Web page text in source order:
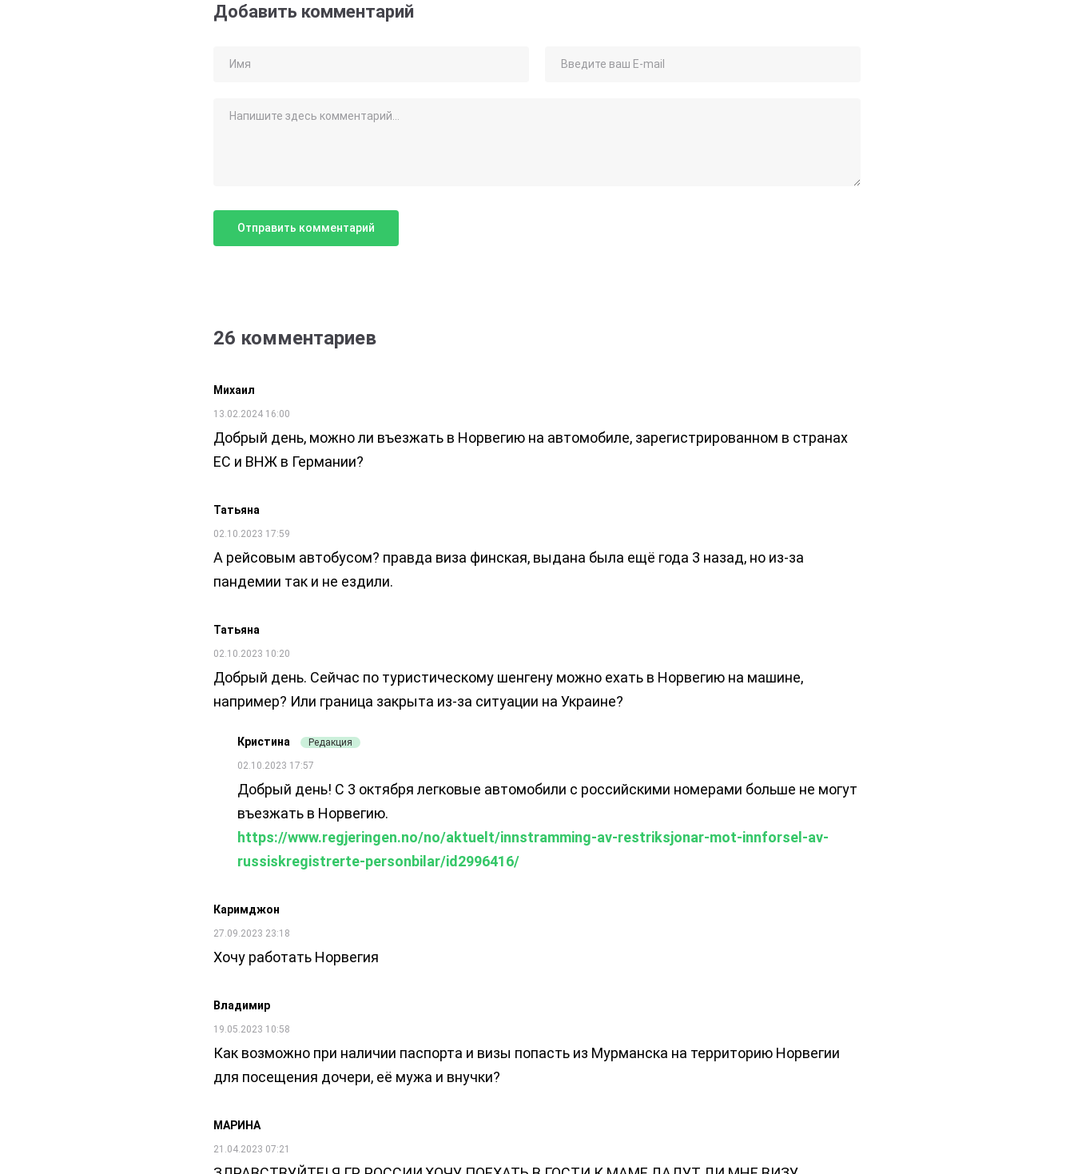
Добавить комментарий
26 комментариев
Михаил
13.02.2024 16:00
Добрый день, можно ли въезжать в Норвегию на автомобиле, зарегистрированном в странах
ЕС и ВНЖ в Германии?
Татьяна
02.10.2023 17:59
А рейсовым автобусом? правда виза финская, выдана была ещё года 3 назад, но из-за
пандемии так и не ездили.
Татьяна
02.10.2023 10:20
Добрый день. Сейчас по туристическому шенгену можно ехать в Норвегию на машине,
например? Или граница закрыта из-за ситуации на Украине?
Кристина Редакция
02.10.2023 17:57
Добрый день! С 3 октября легковые автомобили с российскими номерами больше не могут
въезжать в Норвегию.
https://www.regjeringen.no/no/aktuelt/innstramming-av-restriksjonar-mot-innforsel-av-
russiskregistrerte-personbilar/id2996416/
Каримджон
27.09.2023 23:18
Хочу работать Норвегия
Владимир
19.05.2023 10:58
Как возможно при наличии паспорта и визы попасть из Мурманска на территорию Норвегии
для посещения дочери, её мужа и внучки?
МАРИНА
21.04.2023 07:21